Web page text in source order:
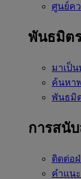
ศูนย์ค
พันธมิต
มาเป็
ค้นหา
พันธมิ
การสนั
ติดต่อ
คำแน